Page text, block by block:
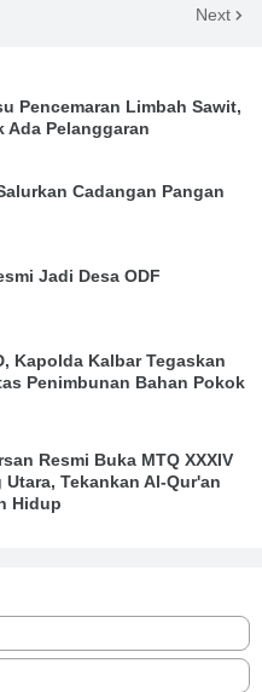
Next
Pencemaran Limbah Sawit,
Ada Pelanggaran
Cadangan Pangan
Jadi Desa ODF
Kapolda Kalbar Tegaskan
Penimbunan Bahan Pokok
Resmi Buka MTQ XXXIV
Tekankan Al-Qur'an
Hidup